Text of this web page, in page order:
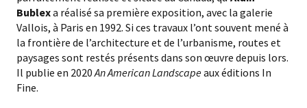
Bublexa réalisé sa première exposition, avec la galerie
Vallois, à Paris en 1992. Si ces travaux l’ont souvent mené à
la frontière de l’architecture et de l’urbanisme, routes et
paysages sont restés présents dans son œuvre depuis lors.
Il publie en 2020An American Landscapeaux éditions In
Fine.